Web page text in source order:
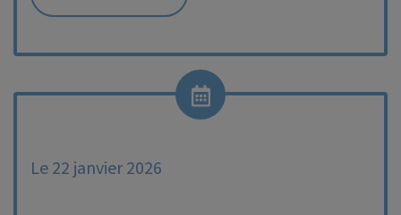
Le 22 janvier 2026